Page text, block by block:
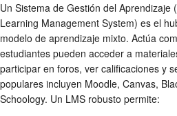
Un Sistema de Gestión del Aprendizaje
Learning Management System) es el
modelo de aprendizaje mixto. Actúa
estudiantes pueden acceder a
participar en foros, ver calificaciones y
populares incluyen Moodle, Canvas,
Schoology. Un LMS robusto permite: